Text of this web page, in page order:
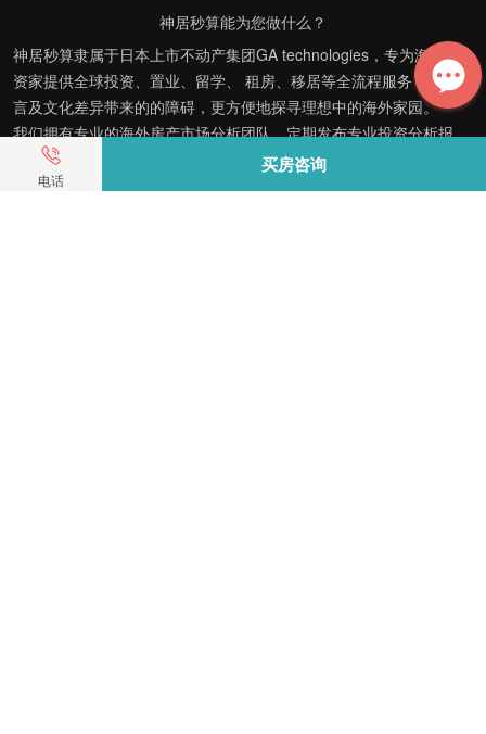
电话
买房咨询
神居秒算能为您做什么？
神居秒算隶属于日本上市不动产集团GA technologies，专为海外投
资家提供全球投资、置业、留学、 租房、移居等全流程服务，打破语
言及文化差异带来的的障碍，更方便地探寻理想中的海外家园。
我们拥有专业的海外房产市场分析团队，定期发布专业投资分析报
告，助您做出更高效、更精准的投资决策。
神居秒算——开启您的海外置业之旅！